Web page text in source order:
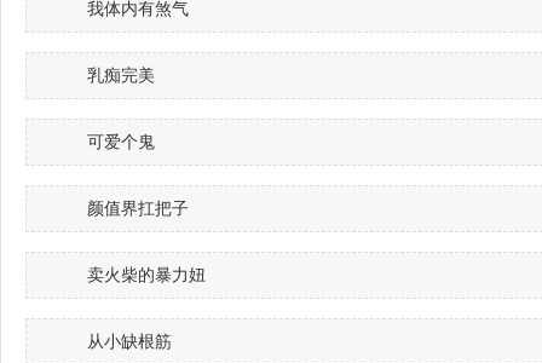
我体内有煞气
乳痴完美
可爱个鬼
颜值界扛把子
卖火柴的暴力妞
从小缺根筋